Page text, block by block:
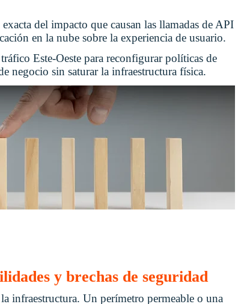
del impacto que causan las llamadas de API
en la nube sobre la experiencia de usuario.
Este-Oeste para reconfigurar políticas de
negocio sin saturar la infraestructura física.
y brechas de seguridad
infraestructura. Un perímetro permeable o una